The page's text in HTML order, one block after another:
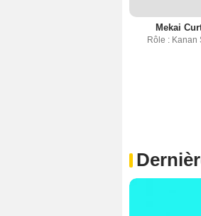
Mekai
Rôle : Kanan